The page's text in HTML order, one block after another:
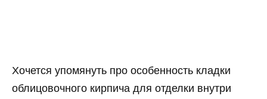
Хочется упомянуть про особенность кладки
облицовочного кирпича для отделки внутри